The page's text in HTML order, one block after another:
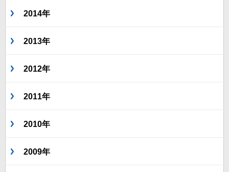
2014年
2013年
2012年
2011年
2010年
2009年